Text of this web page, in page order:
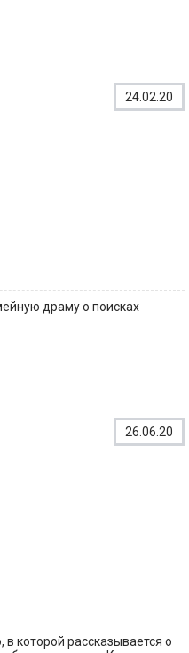
24.02.20
драму о поисках
26.06.20
которой рассказывается о